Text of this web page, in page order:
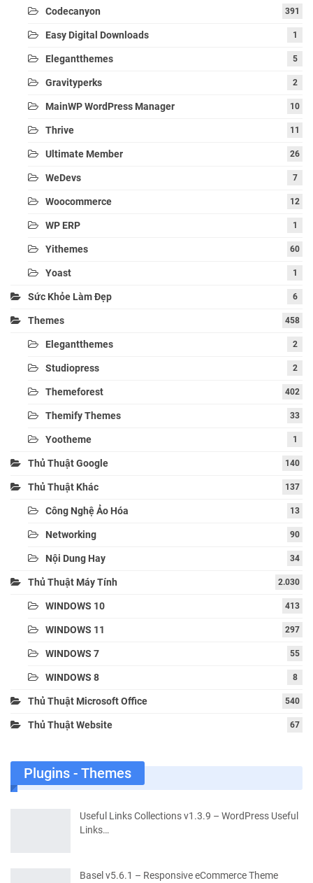
Codecanyon 391
Easy Digital Downloads 1
Elegantthemes 5
Gravityperks 2
MainWP WordPress Manager 10
Thrive 11
Ultimate Member 26
WeDevs 7
Woocommerce 12
WP ERP 1
Yithemes 60
Yoast 1
Sức Khỏe Làm Đẹp 6
Themes 458
Elegantthemes 2
Studiopress 2
Themeforest 402
Themify Themes 33
Yootheme 1
Thủ Thuật Google 140
Thủ Thuật Khác 137
Công Nghệ Ảo Hóa 13
Networking 90
Nội Dung Hay 34
Thủ Thuật Máy Tính 2.030
WINDOWS 10 413
WINDOWS 11 297
WINDOWS 7 55
WINDOWS 8 8
Thủ Thuật Microsoft Office 540
Thủ Thuật Website 67
Plugins - Themes
Useful Links Collections v1.3.9 – WordPress Useful
Links…
Basel v5.6.1 – Responsive eCommerce Theme